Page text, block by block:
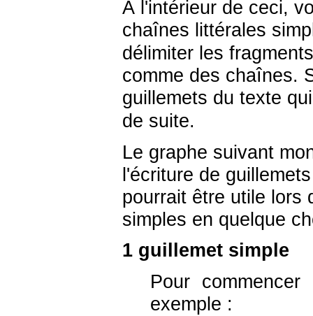
À l'intérieur de ceci,
chaînes littérales
délimiter les
comme des chaînes.
guillemets du texte
de suite.
Le graphe suivant
l'écriture de
pourrait être utile lors
simples en quelque
1 guillemet simple
Pour
exemple :